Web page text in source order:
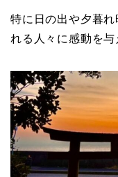
特に日の出や夕暮
れる人々に感動を与